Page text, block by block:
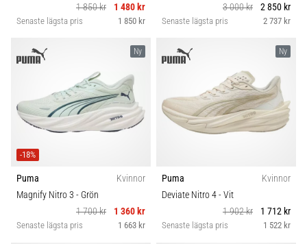
hälsoproblem
löpare
drabbas
alla
artiklar
1 850 kr
1 480 kr
Senaste lägsta pris 1 850 kr
3 000 kr
2 850 kr
Senaste lägsta pris 2 737 kr
Ny
-18%
Puma
Kvinnor
Magnify Nitro 3 - Grön
1 700 kr
1 360 kr
Senaste lägsta pris 1 663 kr
Ny
Puma
Kvinnor
Deviate Nitro 4- Vit
1 902 kr
1 712 kr
Senaste lägsta pris 1 522 kr